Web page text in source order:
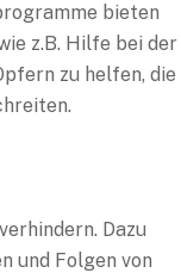
bieten
z.B. Hilfe bei der
zu helfen, die
Dazu
und Folgen von